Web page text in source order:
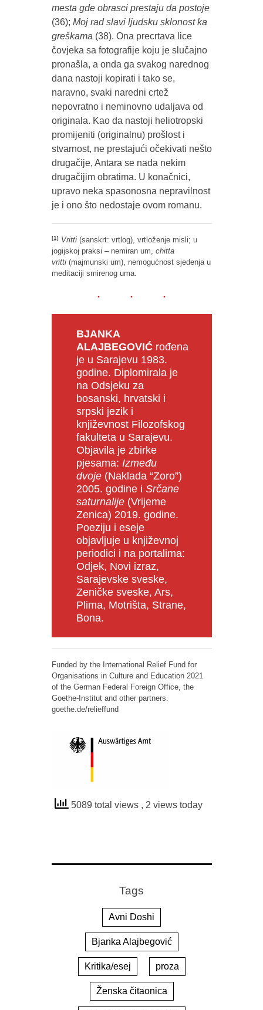
mesta gde obrasci prestaju da postoje
(36); Moj rad slavi ljudsku sklonost ka
greškama(38). Ona precrtava lice
čovjeka sa fotografije koju je slučajno
pronašla, a onda ga svakog narednog
dana nastoji kopirati i tako se,
naravno, svaki naredni crtež
nepovratno i neminovno udaljava od
originala. Kao da nastoji heliotropski
promijeniti (originalnu) prošlost i
stvarnost, ne prestajući očekivati nešto
drugačije, Antara se nada nekim
drugačijim obratima. U konačnici,
upravo neka spasonosna nepravilnost
je i ono što nedostaje ovom romanu.
[1] Vritti(sanskrt: vrtlog), vrtloženje misli; u
jogijskoj praksi – nemiran um, chitta
vritti(majmunski um), nemogućnost sjedenja u
meditaciji smirenog uma.
BJANKA
ALAJBEGOVIĆ rođena
je u Sarajevu 1983.
godine. Diplomirala je
na Odsjeku za
bosanski, hrvatski i
srpski jezik i
književnost Filozofskog
fakulteta u Sarajevu.
Objavila je zbirke
pjesama: Između
dvoje (Naklada “Zoro”)
2005. godine iSrčane
saturnalije (Vrijeme
Zenica) 2019. godine.
Poeziju i eseje
objavljuje u književnoj
periodici i na portalima:
Odjek, Novi izraz,
Sarajevske sveske,
Zeničke sveske, Ars,
Plima, Motrišta, Strane,
Bona.
Funded by the International Relief Fund for
Organisations in Culture and Education 2021
of the German Federal Foreign Office, the
Goethe-Institut and other partners.
goethe.de/relieffund
5089 total views , 2 views today
Tags
Avni Doshi
Bjanka Alajbegović
Kritika/esej proza
Ženska čitaonica